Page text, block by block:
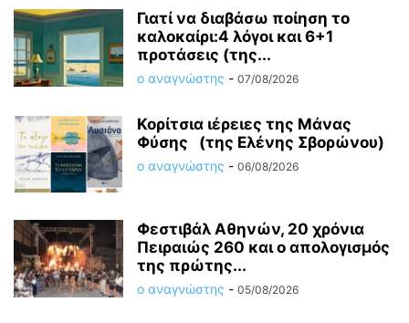
Γιατί να διαβάσω ποίηση το
καλοκαίρι:4 λόγοι και 6+1
προτάσεις (της...
ο αναγνώστης - 07/08/2026
Κορίτσια ιέρειες της Μάνας
Φύσης (της Ελένης Σβορώνου)
ο αναγνώστης - 06/08/2026
Φεστιβάλ Αθηνών, 20 χρόνια
Πειραιώς 260 και ο απολογισμός
της πρώτης...
ο αναγνώστης - 05/08/2026